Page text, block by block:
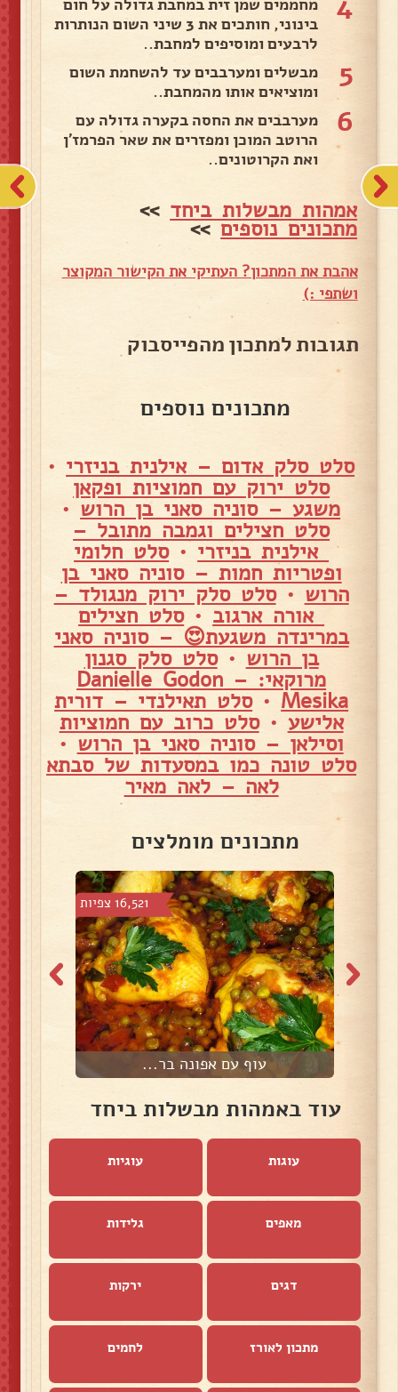
מחממים שמן זית במחבת גדולה על חום
בינוני, חותכים את 3 שיני השום הנותרות
לרבעים ומוסיפים למחבת..
5
מבשלים ומערבבים עד להשחמת השום
ומוציאים אותו מהמחבת..
6
מערבבים את החסה בקערה גדולה עם
הרוטב המוכן ומפזרים את שאר הפרמז'ן
ואת הקרוטונים..
אמהות מבשלות ביחד >>
מתכונים נוספים>>
אהבת את המתכון? העתיקי את הקישור המקוצר
ושתפי :)
תגובות למתכון מהפייסבוק
מתכונים נוספים
סלט סלק אדום – אילנית בניזרי •
סלט ירוק עם חמוציות ופקאן
משגע – סוניה סאני בן הרוש •
סלט חצילים וגמבה מתובל –
אילנית בניזרי •סלט חלומי
ופטריות חמות – סוניה סאני בן
הרוש •סלט סלק ירוק מנגולד –
אורה ארגוב •סלט חצילים
במרינדה משגעת😍 – סוניה סאני
בן הרוש •סלט סלק סגנון
מרוקאי: – Danielle Godon
Mesika
•סלט תאילנדי – דורית
אלישע •סלט כרוב עם חמוציות
וסילאן – סוניה סאני בן הרוש •
סלט טונה כמו במסעדות של סבתא
לאה – לאה מאיר
מתכונים מומלצים
16,521 צפיות
עוף עם אפונה בר...
עוד באמהות מבשלות ביחד
עוגות עוגיות
מאפים גלידות
דגים ירקות
מתכון לאורז לחמים